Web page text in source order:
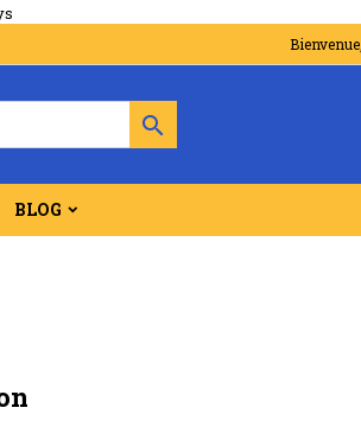
Bienvenue,

BLOG